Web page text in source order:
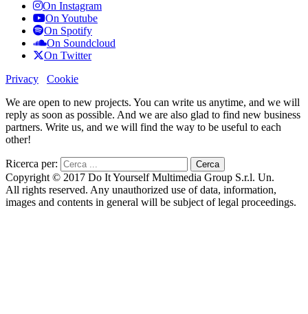
On Instagram
On Youtube
On Spotify
On Soundcloud
On Twitter
Privacy
Cookie
We are open to new projects. You can write us anytime, and we will
reply as soon as possible. And we are also glad to find new business
partners. Write us, and we will find the way to be useful to each
other!
Ricerca per:
Copyright © 2017 Do It Yourself Multimedia Group S.r.l. Un.
All rights reserved. Any unauthorized use of data, information,
images and contents in general will be subject of legal proceedings.